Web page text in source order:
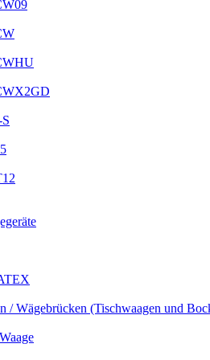
/ Wägebrücken (Tischwaagen und